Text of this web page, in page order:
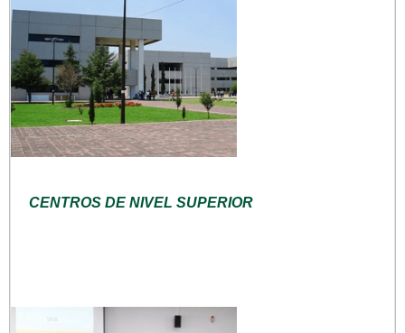
CENTROS DE NIVEL SUPERIOR